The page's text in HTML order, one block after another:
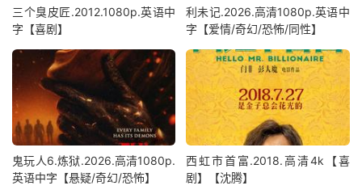
三个臭皮匠.2012.1080p.英语中
字【喜剧】
利未记.2026.高清1080p.英语中
字【爱情/奇幻/恐怖/同性】
鬼玩人6.炼狱.2026.高清1080p.
英语中字【悬疑/奇幻/恐怖】
西虹市首富.2018.高清4k【喜
剧】【沈腾】